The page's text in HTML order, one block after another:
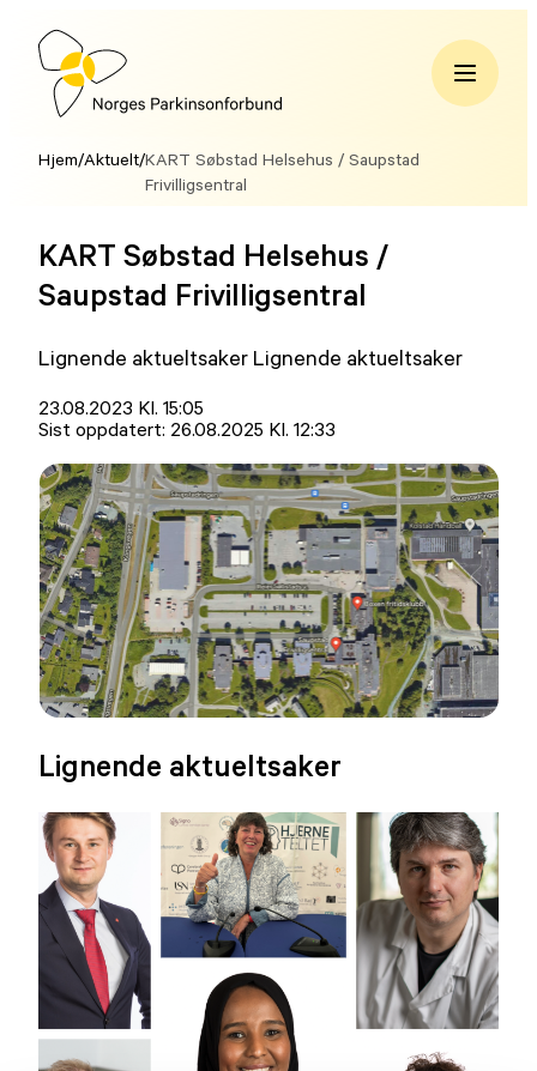
Hopp
innholdNorges
Hjem/Aktuelt/KART Søbstad Helsehus / Saupstad
Frivilligsentral
KART Søbstad Helsehus /
Saupstad Frivilligsentral
Lignende aktueltsaker Lignende aktueltsaker
Lagt
ut
23.08.2023 Kl. 15:05
Sist oppdatert: 26.08.2025 Kl. 12:33
Lignende aktueltsaker